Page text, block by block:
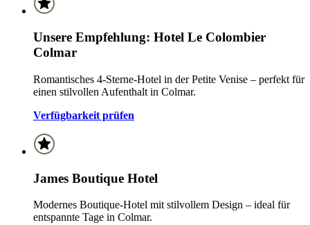
Unsere Empfehlung: Hotel Le Colombier
Colmar
Romantisches 4-Sterne-Hotel in der Petite Venise – perfekt für
einen stilvollen Aufenthalt in Colmar.
Verfügbarkeit prüfen
James Boutique Hotel
Modernes Boutique-Hotel mit stilvollem Design – ideal für
entspannte Tage in Colmar.